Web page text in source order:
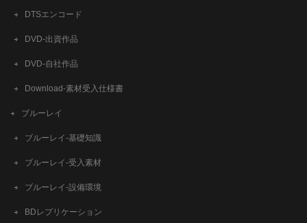
DTSエンコード
DVD-出資作品
DVD-自社作品
​Download-素材受入仕様書
ブルーレイ
ブルーレイ-基礎知識
ブルーレイ-受入素材
ブルーレイ-設備環境
BDレプリケーション